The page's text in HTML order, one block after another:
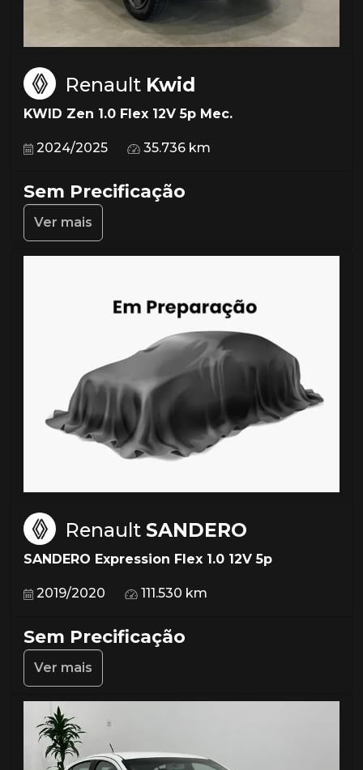
Renault Kwid
KWID Zen 1.0 Flex 12V 5p Mec.
2024/2025 35.736 km
Sem Precificação
Ver mais
Renault SANDERO
SANDERO Expression Flex 1.0 12V 5p
2019/2020 111.530 km
Sem Precificação
Ver mais